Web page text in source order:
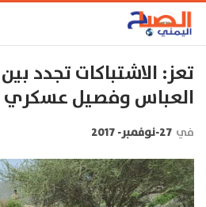
تعز: الاشتباكات تجدد
العباس وفصيل عسكري
في 27-نوفمبر- 2017